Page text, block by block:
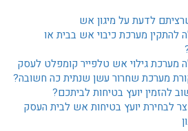
לדעת על מיגון אש
להתקין מערכת כיבוי אש בבית או
מערכת גילוי אש טלפייר קומפלט לעסק
מערכת שחרור עשן שנתית כה חשובה?
להזמין יועץ בטיחות לביתכם?
לבחירת יועץ בטיחות אש לבית העסק